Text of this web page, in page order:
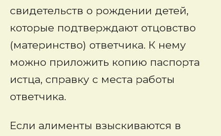
свидетельств о рождении детей,
которые подтверждают отцовство
(материнство) ответчика. К нему
можно приложить копию паспорта
истца, справку с места работы
ответчика.
Если алименты взыскиваются в